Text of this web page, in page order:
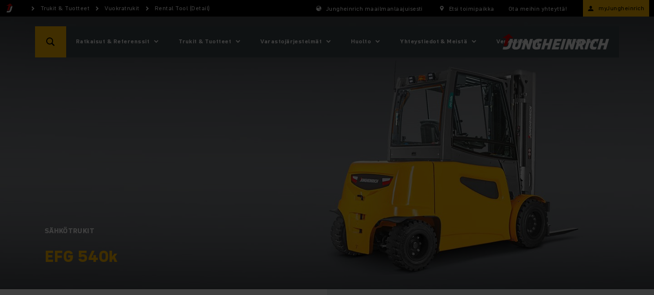
Trukit & Tuotteet Vuokratrukit Rental Tool (Detail) Jungheinrich maailmanlaajuisesti Etsi toimipaikka Ota meihin yhteyttä! myJungheinrich
Ratkaisut & Referenssit Trukit & Tuotteet Varastojärjestelmät Huolto Yhteystiedot & Meistä Verkkokauppa Työpaikat
SÄHKÖTRUKIT
EFG 540k